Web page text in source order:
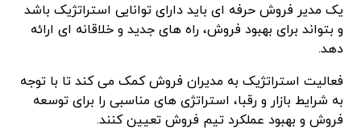
یک مدیر فروش حرفه ای باید دارای توانایی استراتژیک باشد
و بتواند برای بهبود فروش، راه های جدید و خلاقانه ای ارائه
دهد.
فعالیت استراتژیک به مدیران فروش کمک می کند تا با توجه
به شرایط بازار و رقبا، استراتژی های مناسبی را برای توسعه
فروش و بهبود عملکرد تیم فروش تعیین کنند.